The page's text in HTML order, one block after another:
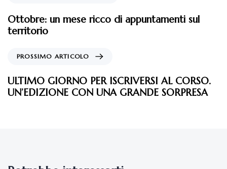
Ottobre: un mese ricco di appuntamenti sul
territorio
PROSSIMO ARTICOLO
ULTIMO GIORNO PER ISCRIVERSI AL CORSO.
UN’EDIZIONE CON UNA GRANDE SORPRESA